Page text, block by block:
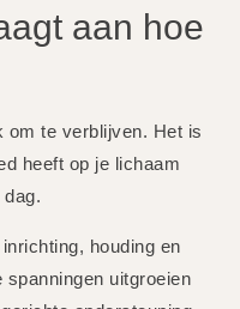
aan hoe
om te verblijven. Het is
heeft op je lichaam
houding en
uitgroeien